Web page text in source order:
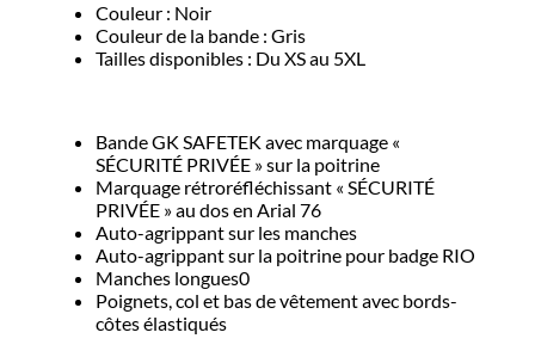
Couleur : Noir
Couleur de la bande : Gris
Tailles disponibles : Du XS au 5XL
Bande GK SAFETEK avec marquage «
SÉCURITÉ PRIVÉE » sur la poitrine
Marquage rétroréfléchissant « SÉCURITÉ
PRIVÉE » au dos en Arial 76
Auto-agrippant sur les manches
Auto-agrippant sur la poitrine pour badge RIO
Manches longues0
Poignets, col et bas de vêtement avec bords-
côtes élastiqués